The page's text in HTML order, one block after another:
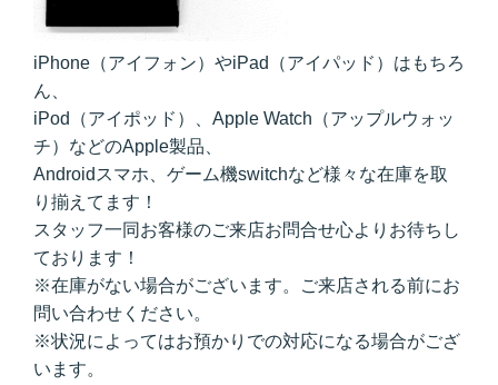
iPhone（アイフォン）やiPad（アイパッド）はもちろ
ん、
iPod（アイポッド）、Apple Watch（アップルウォッ
チ）などのApple製品、
Androidスマホ、ゲーム機switchなど様々な在庫を取
り揃えてます！
スタッフ一同お客様のご来店お問合せ心よりお待ちし
ております！
※在庫がない場合がございます。ご来店される前にお
問い合わせください。
※状況によってはお預かりでの対応になる場合がござ
います。